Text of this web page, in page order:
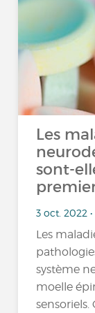
Les
sont-
3 oct. 2022
Les
système
moelle
sensoriels.